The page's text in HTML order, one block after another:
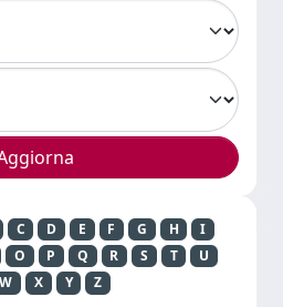
C D E F G H
I
O P Q R S T
U
W X Y Z